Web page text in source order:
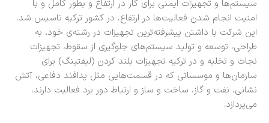
سیستم‌ها و تجهیزات ایمنی برای کار در ارتفاع و بطور کامل و با
امنیت انجام شدن فعالیت‌ها در ارتفاع، در کشور ترکیه تاسیس شد.
این شرکت با داشتن پیشرفته‌ترین تجهیزات در رشته‌ی خود، به
طراحی، توسعه و تولید سیستم‌های جلوگیری از سقوط، تجهیزات
نجات و تخلیه و در ترکیه تجهیزات بلند کردن (لیفتینگ) برای
سازمان‌ها و موسساتی که در قسمت‌هایی مثل پدافند دفاعی، آتش
نشانی، نفت و گاز، ساخت و ساز و ارتباط دور برد فعالیت دارند،
می‌پردازد.